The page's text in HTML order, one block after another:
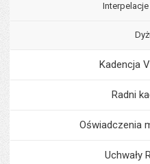
Kadencja
Radni
Oświadczenia
Uchwały